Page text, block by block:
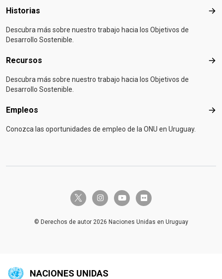
Historias
Descubra más sobre nuestro trabajo hacia los Objetivos de
Desarrollo Sostenible.
Recursos
Descubra más sobre nuestro trabajo hacia los Objetivos de
Desarrollo Sostenible.
Empleos
Conozca las oportunidades de empleo de la ONU en Uruguay.
twitter-x instagramyoutube flickr
© Derechos de autor 2026 Naciones Unidas en Uruguay
NACIONES UNIDAS